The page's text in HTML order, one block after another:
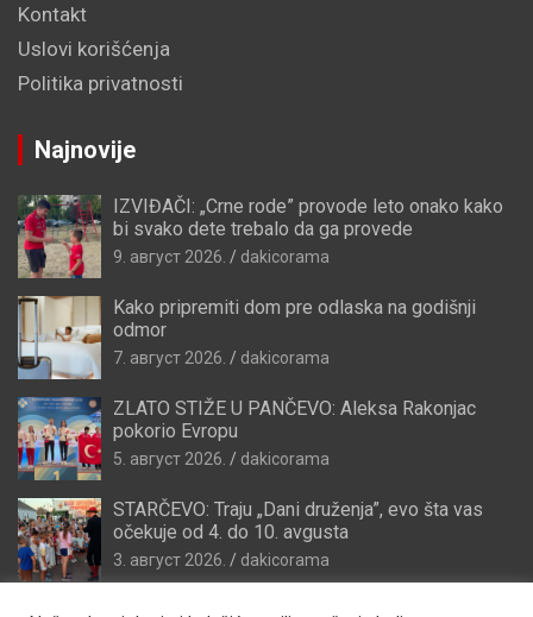
Kontakt
Uslovi korišćenja
Politika privatnosti
Najnovije
IZVIĐAČI: „Crne rode” provode leto onako kako
bi svako dete trebalo da ga provede
9. август 2026. dakicorama
Kako pripremiti dom pre odlaska na godišnji
odmor
7. август 2026. dakicorama
ZLATO STIŽE U PANČEVO: Aleksa Rakonjac
pokorio Evropu
5. август 2026. dakicorama
STARČEVO: Traju „Dani druženja”, evo šta vas
očekuje od 4. do 10. avgusta
3. август 2026. dakicorama